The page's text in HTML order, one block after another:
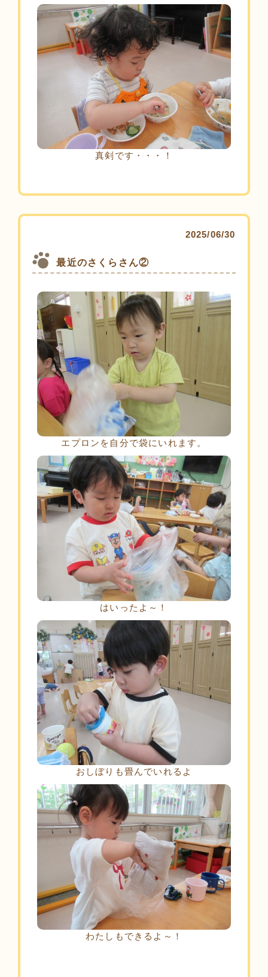
真剣です・・・！
2025/06/30
最近のさくらさん②
エプロンを自分で袋にいれます。
はいったよ～！
おしぼりも畳んでいれるよ
わたしもできるよ～！